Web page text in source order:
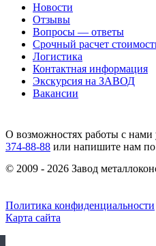
Новости
Отзывы
Вопросы — ответы
Срочный расчет
Логистика
Контактная информация
Экскурсия на ЗАВОД
Вакансии
О возможностях работы с нами
374-88-88 или напишите нам по
© 2009 - 2026 Завод
Политика конфиденциальности
Карта сайта